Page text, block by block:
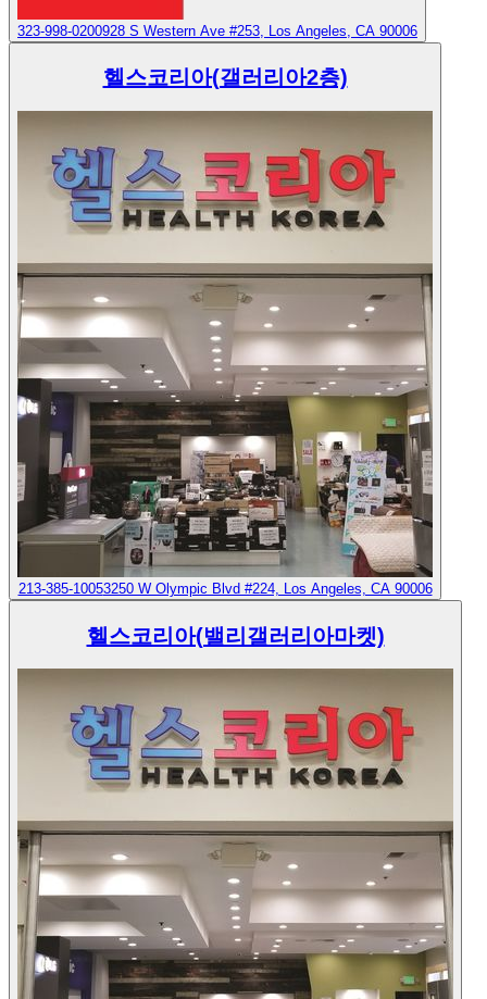
323-998-0200928 S Western Ave #253, Los Angeles, CA 90006
헬스코리아(갤러리아2층)
213-385-10053250 W Olympic Blvd #224, Los Angeles, CA 90006
헬스코리아(밸리갤러리아마켓)